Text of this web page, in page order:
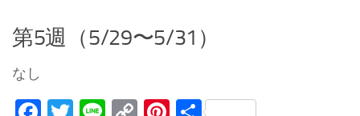
第5週（5/29〜5/31）
なし